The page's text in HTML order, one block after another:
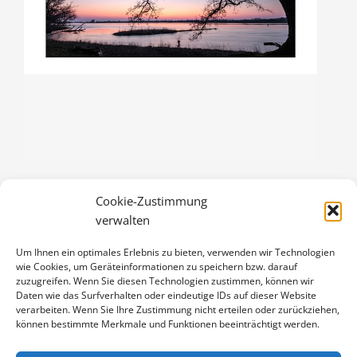
Cookie-Zustimmung
verwalten
Um Ihnen ein optimales Erlebnis zu bieten, verwenden wir Technologien
wie Cookies, um Geräteinformationen zu speichern bzw. darauf
zuzugreifen. Wenn Sie diesen Technologien zustimmen, können wir
Daten wie das Surfverhalten oder eindeutige IDs auf dieser Website
verarbeiten. Wenn Sie Ihre Zustimmung nicht erteilen oder zurückziehen,
können bestimmte Merkmale und Funktionen beeinträchtigt werden.
WINTERABEND AN DER ELBE
Enthält 19% Mwst.
Versand
Klappkarte DIN A6 (105 x 148 mm), mit Originalfoto (ca. 90 x 130
mm) und Umschlag
WINTERABEND